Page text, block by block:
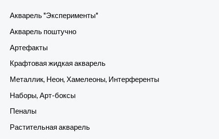
Акварель "Эксперименты"
Акварель поштучно
Артефакты
Крафтовая жидкая акварель
Металлик, Неон, Хамелеоны, Интерференты
Наборы, Арт-боксы
Пеналы
Растительная акварель